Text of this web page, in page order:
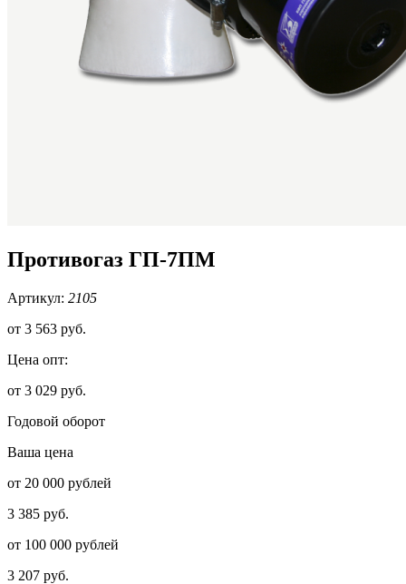
Противогаз ГП-7ПМ
Артикул: 2105
от 3 563 руб.
Цена опт:
от 3 029 руб.
Годовой оборот
Ваша цена
от 20 000 рублей
3 385 руб.
от 100 000 рублей
3 207 руб.